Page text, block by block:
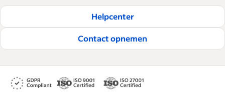
Helpcenter
Contact opnemen